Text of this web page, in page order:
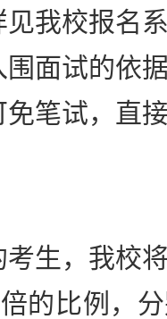
我校报名
面试的依
笔试，直
，我校将
的比例，